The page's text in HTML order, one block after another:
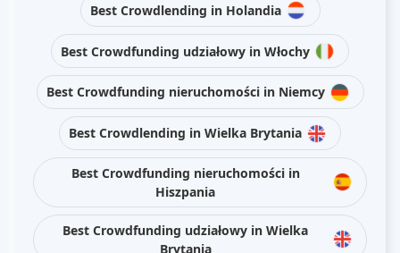
Best Crowdlending in Holandia
Best Crowdfunding udziałowy in Włochy
Best Crowdfunding nieruchomości in Niemcy
Best Crowdlending in Wielka Brytania
Best Crowdfunding nieruchomości in
Hiszpania
Best Crowdfunding udziałowy in Wielka
Brytania